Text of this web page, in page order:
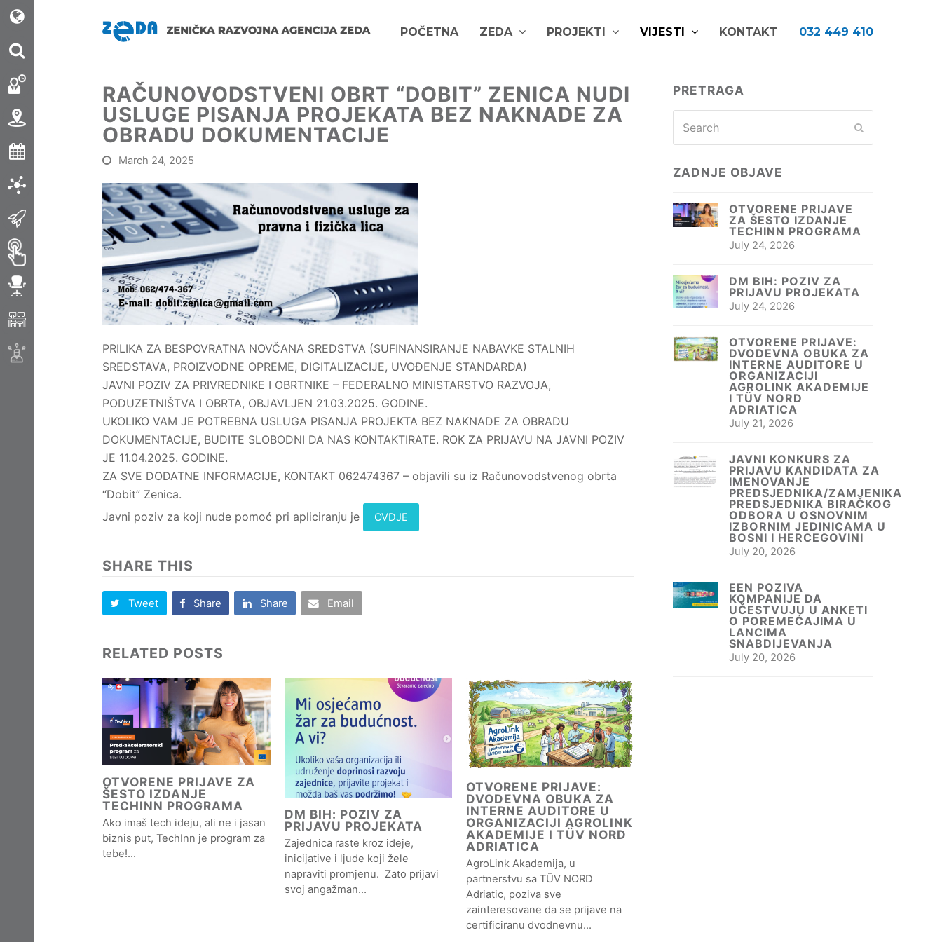
POČETNA ZEDA PROJEKTI VIJESTI KONTAKT 032 449 410
RAČUNOVODSTVENI OBRT “DOBIT” ZENICA NUDI
USLUGE PISANJA PROJEKATA BEZ NAKNADE ZA
OBRADU DOKUMENTACIJE
March 24, 2025
PRILIKA ZA BESPOVRATNA NOVČANA SREDSTVA (SUFINANSIRANJE NABAVKE STALNIH
SREDSTAVA, PROIZVODNE OPREME, DIGITALIZACIJE, UVOĐENJE STANDARDA)
JAVNI POZIV ZA PRIVREDNIKE I OBRTNIKE – FEDERALNO MINISTARSTVO RAZVOJA,
PODUZETNIŠTVA I OBRTA, OBJAVLJEN 21.03.2025. GODINE.
UKOLIKO VAM JE POTREBNA USLUGA PISANJA PROJEKTA BEZ NAKNADE ZA OBRADU
DOKUMENTACIJE, BUDITE SLOBODNI DA NAS KONTAKTIRATE. ROK ZA PRIJAVU NA JAVNI POZIV
JE 11.04.2025. GODINE.
ZA SVE DODATNE INFORMACIJE, KONTAKT 062474367 – objavili su iz Računovodstvenog obrta
“Dobit” Zenica.
Javni poziv za koji nude pomoć pri apliciranju je
OVDJE
SHARE THIS
Tweet Share Share Email
RELATED POSTS
OTVORENE PRIJAVE ZA
ŠESTO IZDANJE
TECHINN PROGRAMA
Ako imaš tech ideju, ali ne i jasan
biznis put, TechInn je program za
tebe!…
DM BIH: POZIV ZA
PRIJAVU PROJEKATA
Zajednica raste kroz ideje,
inicijative i ljude koji žele
napraviti promjenu. Zato prijavi
svoj angažman…
OTVORENE PRIJAVE:
DVODEVNA OBUKA ZA
INTERNE AUDITORE U
ORGANIZACIJI AGROLINK
AKADEMIJE I TÜV NORD
ADRIATICA
AgroLink Akademija, u
partnerstvu sa TÜV NORD
Adriatic, poziva sve
zainteresovane da se prijave na
certificiranu dvodnevnu…
PRETRAGA
ZADNJE OBJAVE
OTVORENE PRIJAVE
ZA ŠESTO IZDANJE
TECHINN PROGRAMA
July 24, 2026
DM BIH: POZIV ZA
PRIJAVU PROJEKATA
July 24, 2026
OTVORENE PRIJAVE:
DVODEVNA OBUKA ZA
INTERNE AUDITORE U
ORGANIZACIJI
AGROLINK AKADEMIJE
I TÜV NORD
ADRIATICA
July 21, 2026
JAVNI KONKURS ZA
PRIJAVU KANDIDATA ZA
IMENOVANJE
PREDSJEDNIKA/ZAMJENIKA
PREDSJEDNIKA BIRAČKOG
ODBORA U OSNOVNIM
IZBORNIM JEDINICAMA U
BOSNI I HERCEGOVINI
July 20, 2026
EEN POZIVA
KOMPANIJE DA
UČESTVUJU U ANKETI
O POREMEĆAJIMA U
LANCIMA
SNABDIJEVANJA
July 20, 2026